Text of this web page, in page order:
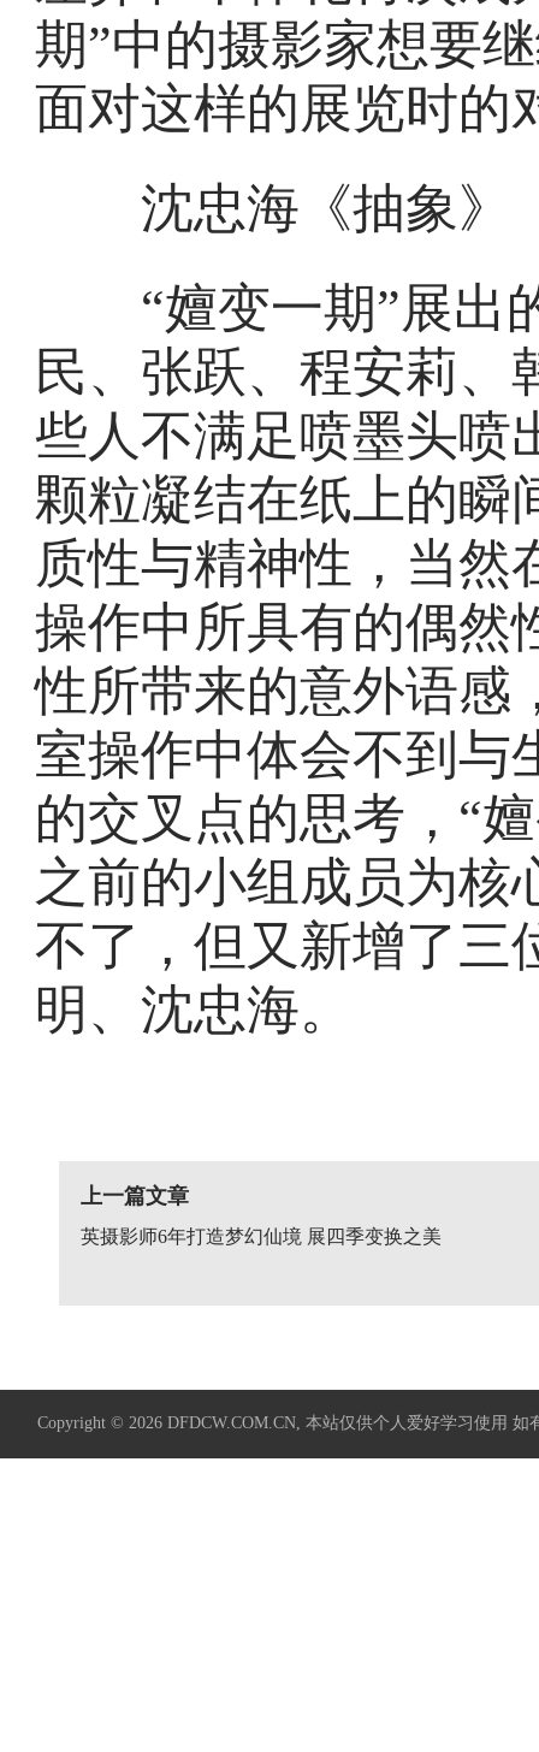
期”中的摄影家想要
面对这样的展览时的
沈忠海《抽象》
“嬗变一期”展出
民、张跃、程安莉、
些人不满足喷墨头喷
颗粒凝结在纸上的瞬
质性与精神性，当然
操作中所具有的偶然
性所带来的意外语感
室操作中体会不到与
的交叉点的思考，“
之前的小组成员为核
不了，但又新增了三
明、沈忠海。
上一篇文章
英摄影师6年打造梦幻仙境 展四季变换之美
Copyright © 2026 DFDCW.COM.CN, 本站仅供个人爱好学习使用 如